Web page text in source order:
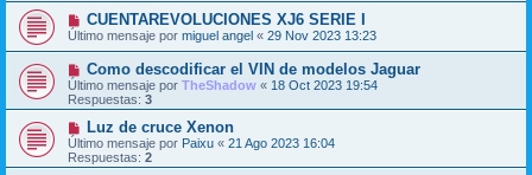
CUENTAREVOLUCIONES XJ6 SERIE I
Último mensaje por miguel angel « 29 Nov 2023 13:23
Como descodificar el VIN de modelos Jaguar
Último mensaje por TheShadow « 18 Oct 2023 19:54
Respuestas: 3
Luz de cruce Xenon
Último mensaje por Paixu « 21 Ago 2023 16:04
Respuestas: 2